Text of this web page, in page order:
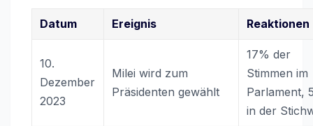
Datum Ereignis Reaktionen
10.
Dezember
2023
Milei wird zum
Präsidenten gewählt
17% der
Stimmen im
Parlament,
in der